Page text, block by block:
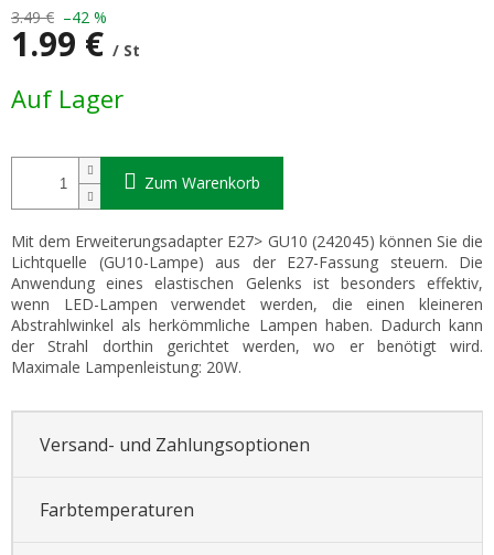
3.49 € –42 %
1.99 € / St
Auf Lager
Zum Warenkorb
Mit dem Erweiterungsadapter E27> GU10 (242045) können Sie die
Lichtquelle (GU10-Lampe) aus der E27-Fassung steuern. Die
Anwendung eines elastischen Gelenks ist besonders effektiv,
wenn LED-Lampen verwendet werden, die einen kleineren
Abstrahlwinkel als herkömmliche Lampen haben. Dadurch kann
der Strahl dorthin gerichtet werden, wo er benötigt wird.
Maximale Lampenleistung: 20W.
Versand- und Zahlungsoptionen
Farbtemperaturen